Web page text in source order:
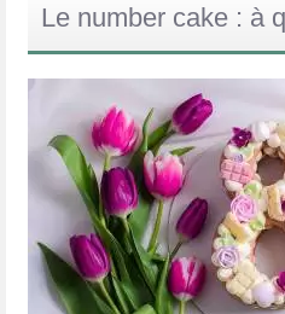
Le number cake : à